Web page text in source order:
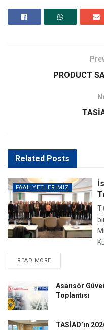
PRODUCT
Related Posts
FAALIYETLERIMIZ
READ MOREDETAILS
Asansör
Toplantısı
TASİAD’ın